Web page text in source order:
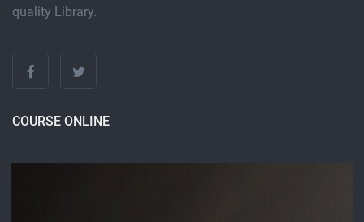
quality Library.
COURSE ONLINE